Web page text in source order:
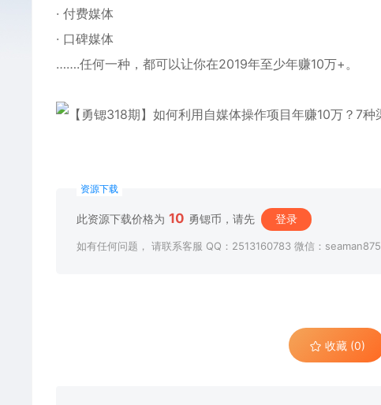
· 付费媒体
· 口碑媒体
…….任何一种，都可以让你在2019年至少年赚10万+。
资源下载
此资源下载价格为 10 勇锶币，请先 登录
如有任何问题， 请联系客服 QQ：2513160783 微信：seaman875
收藏 (0)